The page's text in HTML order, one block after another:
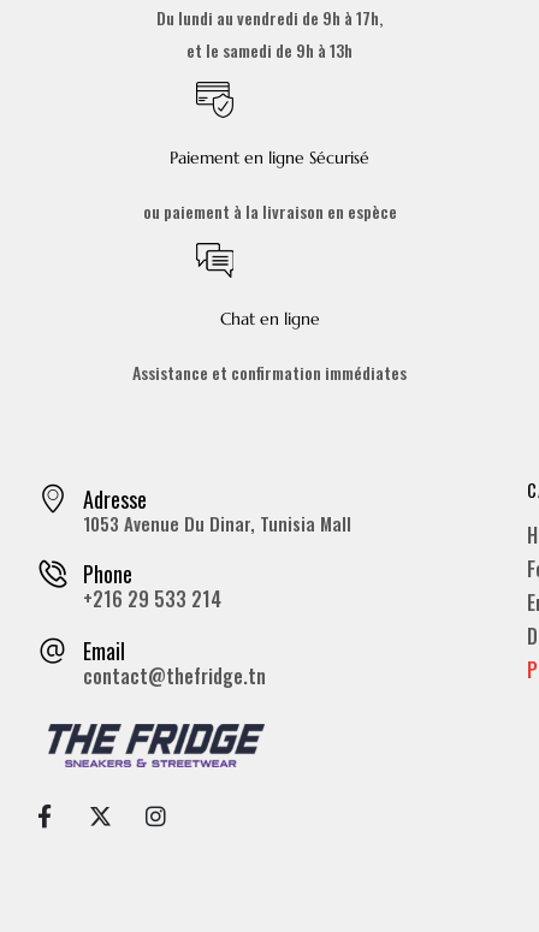
Du lundi au vendredi de 9h à 17h,
et le samedi de 9h à 13h
Paiement en ligne Sécurisé
ou paiement à la livraison en espèce
Chat en ligne
Assistance et confirmation immédiates
Adresse
1053 Avenue Du Dinar, Tunisia Mall
Phone
+216 29 533 214
Email
contact@thefridge.tn